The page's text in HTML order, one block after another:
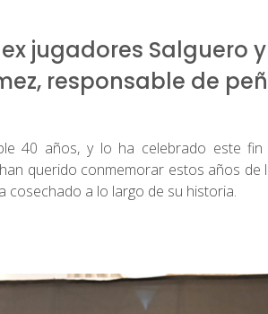
jugadores Salguero
responsable de
40 años, y lo ha celebrado este
querido conmemorar estos años de
cosechado a lo largo de su historia.